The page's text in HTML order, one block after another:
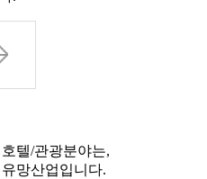
텔/관광분야는,
망산업입니다.